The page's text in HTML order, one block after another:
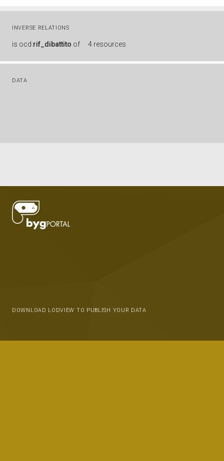
INVERSE RELATIONS
is ocd:rif_dibattito of 4 resources
DATA
DOWNLOAD LODVIEW TO PUBLISH YOUR DATA